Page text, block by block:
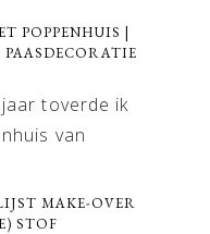
POPPENHUIS |
toverde ik
van
MAKE-OVER
STOF